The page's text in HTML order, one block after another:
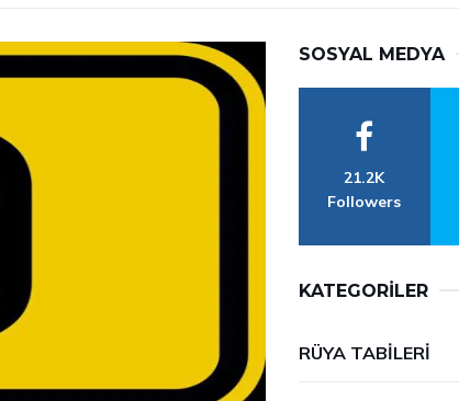
SOSYAL MEDYA
21.2K
Followers
KATEGORILER
RÜYA TABILERI